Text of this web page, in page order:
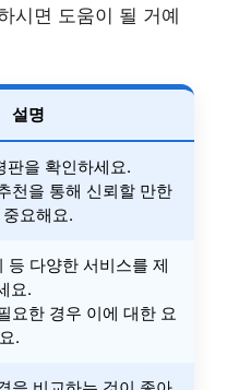
시면 도움이 될 거예
설명
판을 확인하세요.
천을 통해 신뢰할 만한
요해요.
등 다양한 서비스를 제
요.
요한 경우 이에 대한 요
.